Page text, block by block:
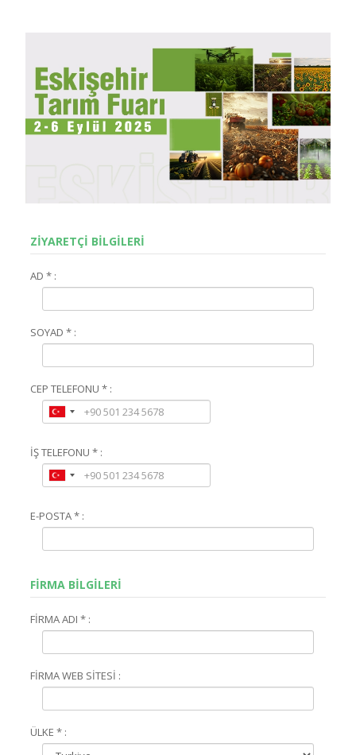
ZİYARETÇİ BİLGİLERİ
AD * :
SOYAD * :
CEP TELEFONU * :
İŞ TELEFONU * :
E-POSTA * :
FİRMA BİLGİLERİ
FİRMA ADI * :
FİRMA WEB SİTESİ :
ÜLKE * :